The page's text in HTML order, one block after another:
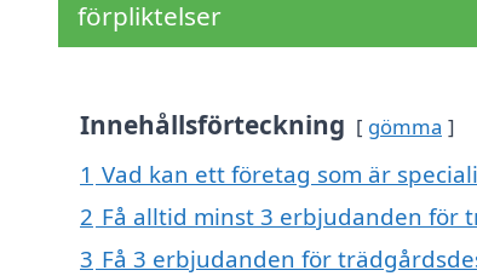
förpliktelser
Innehållsförteckning gömma
1 Vad kan ett företag som är
2 Få alltid minst 3 erbjudanden för
3 Få 3 erbjudanden för